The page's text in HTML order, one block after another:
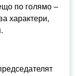
по голямо –
характери,